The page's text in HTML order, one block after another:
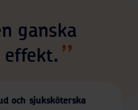
ganska
och sjuksköterska